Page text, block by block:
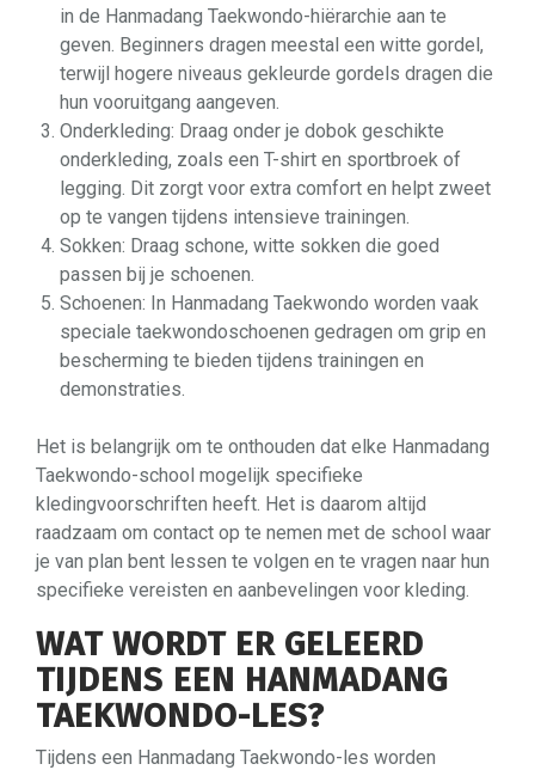
in de Hanmadang Taekwondo-hiërarchie aan te
geven. Beginners dragen meestal een witte gordel,
terwijl hogere niveaus gekleurde gordels dragen die
hun vooruitgang aangeven.
Onderkleding: Draag onder je dobok geschikte
onderkleding, zoals een T-shirt en sportbroek of
legging. Dit zorgt voor extra comfort en helpt zweet
op te vangen tijdens intensieve trainingen.
Sokken: Draag schone, witte sokken die goed
passen bij je schoenen.
Schoenen: In Hanmadang Taekwondo worden vaak
speciale taekwondoschoenen gedragen om grip en
bescherming te bieden tijdens trainingen en
demonstraties.
Het is belangrijk om te onthouden dat elke Hanmadang
Taekwondo-school mogelijk specifieke
kledingvoorschriften heeft. Het is daarom altijd
raadzaam om contact op te nemen met de school waar
je van plan bent lessen te volgen en te vragen naar hun
specifieke vereisten en aanbevelingen voor kleding.
WAT WORDT ER GELEERD
TIJDENS EEN HANMADANG
TAEKWONDO-LES?
Tijdens een Hanmadang Taekwondo-les worden